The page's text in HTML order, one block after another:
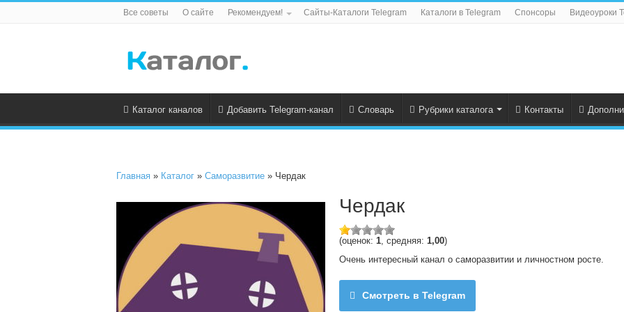
Все советы О сайте Рекомендуем! Сайты-Каталоги Telegram Каталоги в Telegram Спонсоры Видеоуроки
Каталог каналов Добавить Telegram-канал Словарь Рубрики каталога Контакты
Главная » Каталог » Саморазвитие » Чердак
Чердак
(оценок: 1, средняя: 1,00)
Очень интересный канал о саморазвитии и личностном росте.
Смотреть в Telegram